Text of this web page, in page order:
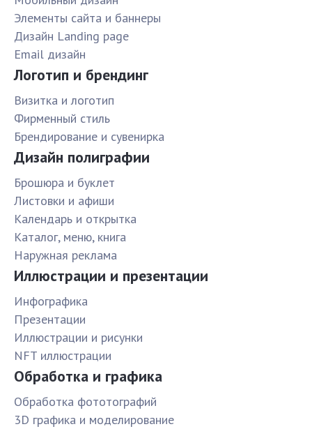
Элементы сайта и баннеры
Дизайн Landing page
Email дизайн
Логотип и брендинг
Визитка и логотип
Фирменный стиль
Брендирование и сувенирка
Дизайн полиграфии
Брошюра и буклет
Листовки и афиши
Календарь и открытка
Каталог, меню, книга
Наружная реклама
Иллюстрации и презентации
Инфографика
Презентации
Иллюстрации и рисунки
NFT иллюстрации
Обработка и графика
Обработка фототографий
3D графика и моделирование